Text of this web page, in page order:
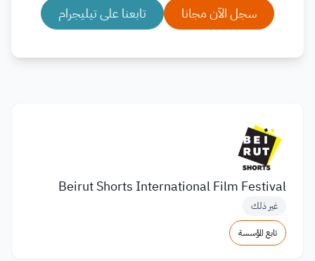
سجل الآن مجانا تابعنا على تيليجرام
Beirut Shorts International Film Festival
غير ذلك
تابع المؤسسة